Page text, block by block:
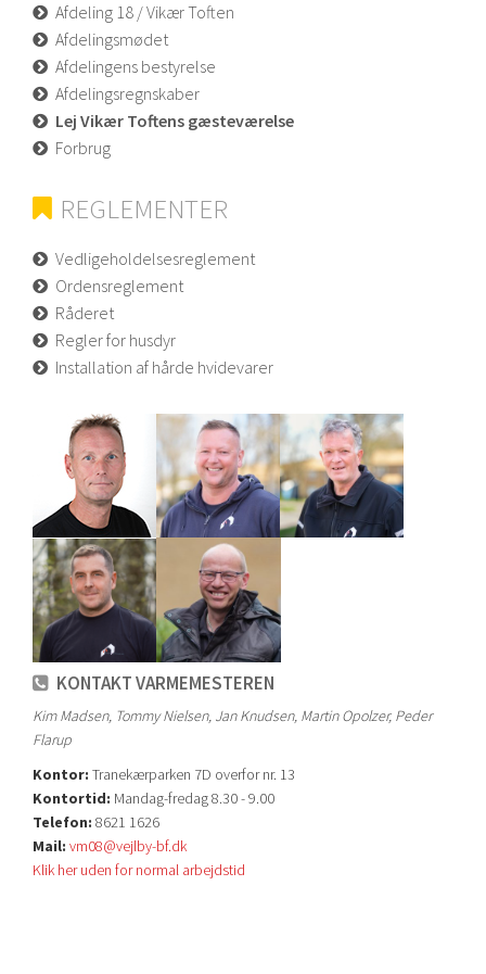
Afdeling 18 / Vikær Toften
Afdelingsmødet
Afdelingens bestyrelse
Afdelingsregnskaber
Lej Vikær Toftens gæsteværelse
Forbrug
REGLEMENTER
Vedligeholdelsesreglement
Ordensreglement
Råderet
Regler for husdyr
Installation af hårde hvidevarer
KONTAKT VARMEMESTEREN
Kim Madsen, Tommy Nielsen, Jan Knudsen, Martin Opolzer, Peder
Flarup
Kontor: Tranekærparken 7D overfor nr. 13
Kontortid: Mandag-fredag 8.30 - 9.00
Telefon: 8621 1626
Mail: vm08@vejlby-bf.dk
Klik her uden for normal arbejdstid